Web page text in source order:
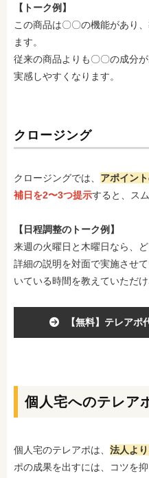
【トーク例】
この商品は〇〇の機能があり
ます。
従来の商品よりも〇〇の成分
実感しやすくなります。
クロージング
クロージングでは、 アポイン
補日を2〜3つ提示すると、ス
【日程調整のトーク例】
来週の火曜日と木曜日なら、
詳細の説明を対面で実施させ
いている時間を教えていただけ
【無料】テレアポ
個人宅へのテレア
個人宅のテレアポは、 法人よ
ポの成果を出すには、コツを